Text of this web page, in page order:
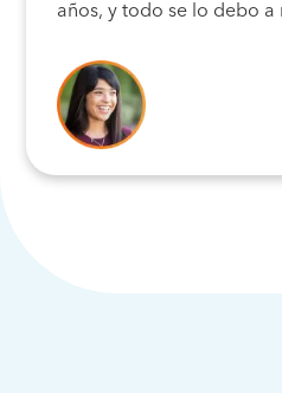
años, y todo se lo debo a